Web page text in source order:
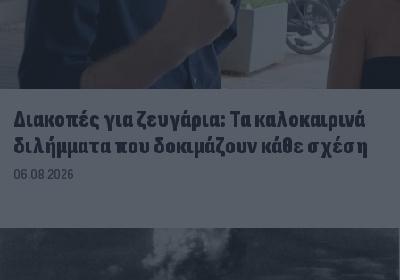
Διακοπές για ζευγάρια: Τα καλοκαιρινά
διλήμματα που δοκιμάζουν κάθε σχέση
06.08.2026